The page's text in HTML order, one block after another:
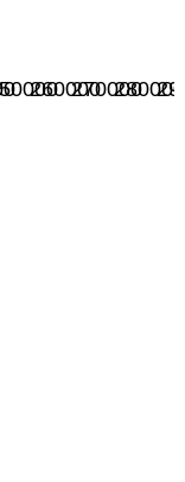
260000270000280000